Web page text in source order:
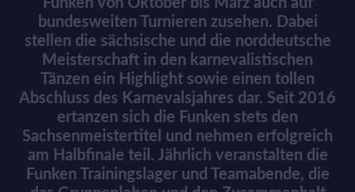
bundesweiten Turnieren zusehen. Dabei
stellen die sächsische und die norddeutsche
Meisterschaft in den karnevalistischen
Tänzen ein Highlight sowie einen tollen
Abschluss des Karnevalsjahres dar. Seit 2016
ertanzen sich die Funken stets den
Sachsenmeistertitel und nehmen erfolgreich
am Halbfinale teil. Jährlich veranstalten die
Funken Trainingslager und Teamabende, die